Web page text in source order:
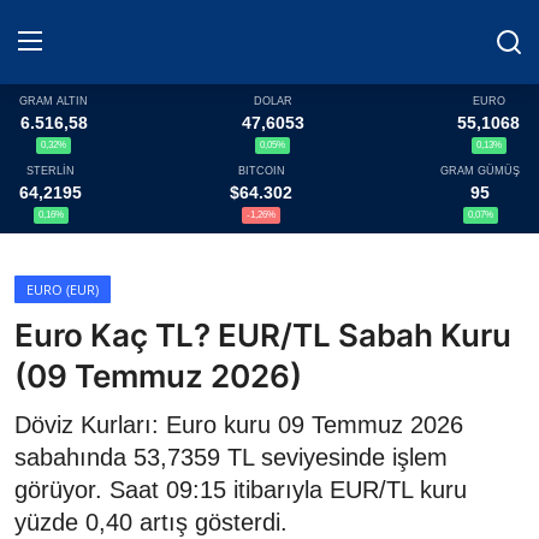
Haberler
Döviz
Altın Fiyatları
Döviz Kurları
Fonlar
Kripto Paralar
Çeviriciler
GRAM ALTIN
6.516,58
0,32%
DOLAR
47,6053
0,05%
EURO
55,1068
0,13%
STERLİN
64,2195
0,16%
BITCOIN
$64.302
-1,26%
GRAM GÜMÜŞ
95
0,07%
EURO (EUR)
Euro Kaç TL? EUR/TL Sabah Kuru
(09 Temmuz 2026)
Döviz Kurları: Euro kuru 09 Temmuz 2026
sabahında 53,7359 TL seviyesinde işlem
görüyor. Saat 09:15 itibarıyla EUR/TL kuru
yüzde 0,40 artış gösterdi.